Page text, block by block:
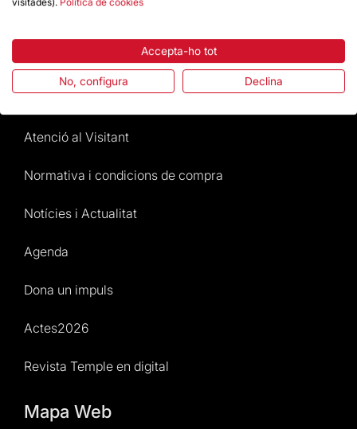
La Fundació
Preguntes freqüents
Atenció al Visitant
Normativa i condicions de compra
Notícies i Actualitat
Agenda
Dona un impuls
Actes2026
Revista Temple en digital
Mapa Web
Accepta-ho tot
No, configura Declina